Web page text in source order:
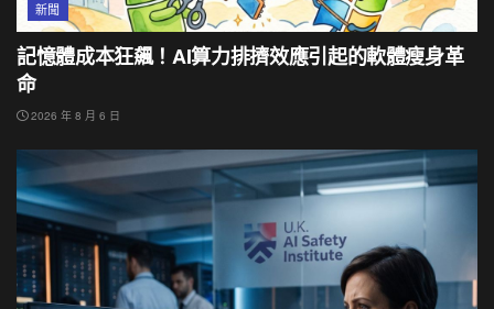
新聞
記憶體成本狂飆！AI算力排擠效應引起的軟體瘦身革
命
2026 年 8 月 6 日